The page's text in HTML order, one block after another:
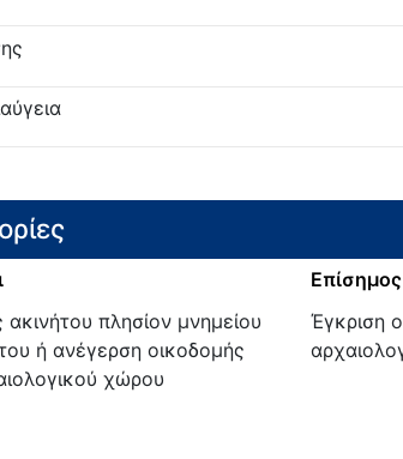
πλησίον μνημείου
ή ανέγερση οικοδομής
χώρου
Επίσημος
Έγκριση